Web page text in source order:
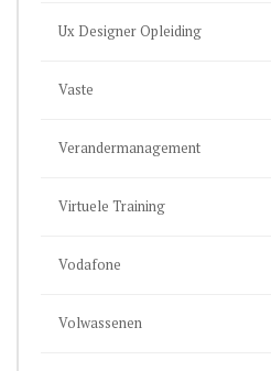
Ux Designer Opleiding
Vaste
Verandermanagement
Virtuele Training
Vodafone
Volwassenen